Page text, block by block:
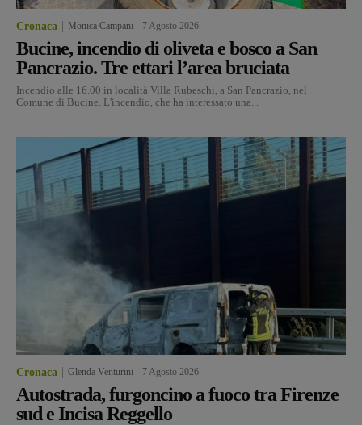
Cronaca Monica Campani 7 Agosto 2026
Bucine, incendio di oliveta e bosco a San
Pancrazio. Tre ettari l’area bruciata
Incendio alle 16.00 in località Villa Rubeschi, a San Pancrazio, nel
Comune di Bucine. L'incendio, che ha interessato una...
Cronaca Glenda Venturini 7 Agosto 2026
Autostrada, furgoncino a fuoco tra Firenze
sud e Incisa Reggello